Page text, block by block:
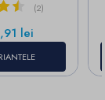
(2)
lei